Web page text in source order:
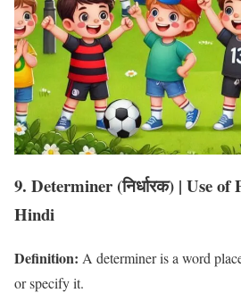
9. Determiner (निर्धारक) | Use of
Hindi
Definition: A determiner is a word
or specify it.